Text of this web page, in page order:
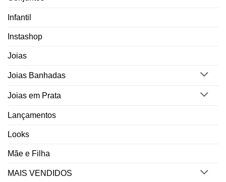
Infantil
Instashop
Joias
Joias Banhadas
Joias em Prata
Lançamentos
Looks
Mãe e Filha
MAIS VENDIDOS